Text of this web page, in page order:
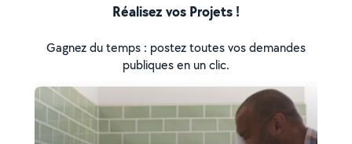
Réalisez vos Projets !
Gagnez du temps : postez toutes vos demandes
publiques en un clic.